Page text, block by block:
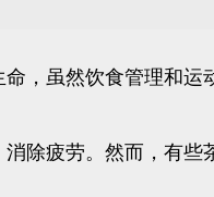
，虽然饮食管理和
除疲劳。然而，有